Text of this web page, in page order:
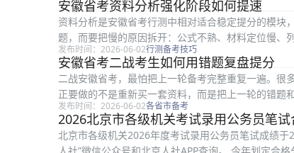
安徽省考资料分析强化阶段如何提速
资料分析是安徽省考行测中相对适合稳定提分的模块
题，而要把慢的原因拆开：公式不熟、材料定位慢、
用想 资料分析常见考点包括增长率、增...
发布时间：2026-06-02行测备考技巧
安徽省考二战考生如何用错题复盘提分
二战安徽省考，最怕把上一轮备考完整重复一遍。
正要做的不是重新买一套资料，而是把上一轮的错题
问题还是申论问题 二战复盘第一步是...
发布时间：2026-06-02各省市备考
2026北京市各级机关考试录用公务员笔
北京市各级机关2026年度考试录用公务员笔试成绩